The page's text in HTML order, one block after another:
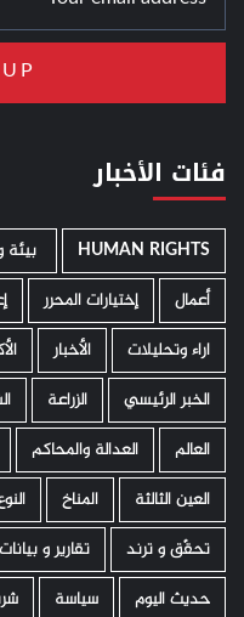
فئات الأخبار
HUMAN RIGHTS بيئة
أعمال
إختيارات المحرر
اراء وتحليلات
الأخبار
الخبر الرئيسي
الزراعة
العالم
العدالة والمحاكم
العين الثالثة
المناخ
تحقّق و ترند
تقارير و بيانات
حديث اليوم
سياسة